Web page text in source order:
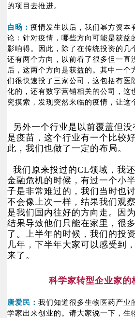
的项目去推进。
白旸： 疫情发生以后，我们幂方资本
论：针对疫情，哪些方向可能是获益
影响得。因此，除了在传统投资的几
还有两个方向，以前看了很多但一直
后，这两个方向是获益的。其中一个
们很快速投了三家公司，这包括有医
化的，还有数字营销相关的公司，这
究摸索，发现突然来临的疫情，让这
另外一个行业是以前覆盖但
是疫苗，这个行业有一个比较
此，我们也做了一定的布局。
我们原来投过的CL领域，我
金融危机的时候，有过一个小
子是非常难过的，我们当时也
不会像上次一样，结果我们观
是我们国内往好的方向走。因
结果导致他们只能在家里，很
了。上半年的时候，我们的投
几年，下半年大家可以感受到
来了。
科学家转型企业家的
唐爱民： 我们知道很多生物医药产业
学家出来创业的。请大家说一下，生